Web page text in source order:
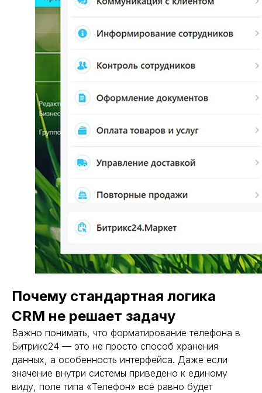
Почему стандартная логика
CRM не решает задачу
Важно понимать, что форматирование телефона в
Битрикс24 — это не просто способ хранения
данных, а особенность интерфейса. Даже если
значение внутри системы приведено к единому
виду, поле типа «Телефон» всё равно будет